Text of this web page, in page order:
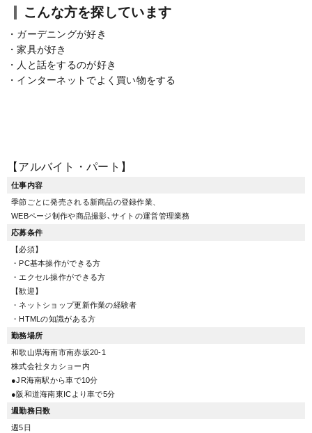
こんな方を探しています
・ガーデニングが好き
・家具が好き
・人と話をするのが好き
・インターネットでよく買い物をする
【アルバイト・パート】
仕事内容
季節ごとに発売される新商品の登録作業、
WEBページ制作や商品撮影､サイトの運営管理業務
応募条件
【必須】
・PC基本操作ができる方
・エクセル操作ができる方
【歓迎】
・ネットショップ更新作業の経験者
・HTMLの知識がある方
勤務場所
和歌山県海南市南赤坂20-1
株式会社タカショー内
●JR海南駅から車で10分
●阪和道海南東ICより車で5分
週勤務日数
週5日